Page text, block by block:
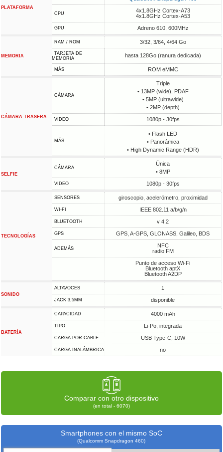
PLATAFORMA
CPU
4x1.8GHz Cortex-A73
4x1.8GHz Cortex-A53
GPU Adreno 610, 600MHz
MEMORIA
RAM / ROM 3/32, 3/64, 4/64 Go
TARJETA DE
MEMORIA
hasta 128Go (ranura dedicada)
MÁS ROM eMMC
CÁMARA TRASERA
CÁMARA
Triple
• 13MP (wide), PDAF
• 5MP (ultrawide)
• 2MP (depth)
VIDEO 1080p - 30fps
MÁS
• Flash LED
• Panorámica
• High Dynamic Range (HDR)
SELFIE
CÁMARA
Única
• 8MP
VIDEO 1080p - 30fps
TECNOLOGÍAS
SENSORES giroscopio, acelerómetro, proximidad
WI-FI IEEE 802.11 a/b/g/n
BLUETOOTH v 4.2
GPS GPS, A-GPS, GLONASS, Galileo, BDS
ADEMÁS
NFC
radio FM
Punto de acceso Wi-Fi
Bluetooth aptX
Bluetooth A2DP
SONIDO
ALTAVOCES 1
JACK 3,5MM disponible
BATERÍA
CAPACIDAD 4000 mAh
TIPO Li-Po, integrada
CARGA POR CABLE USB Type-C, 10W
CARGA INALÁMBRICA no
Comparar con otro dispositivo
(en total - 6070)
Smartphones con el mismo SoC
(Qualcomm Snapdragon 460)